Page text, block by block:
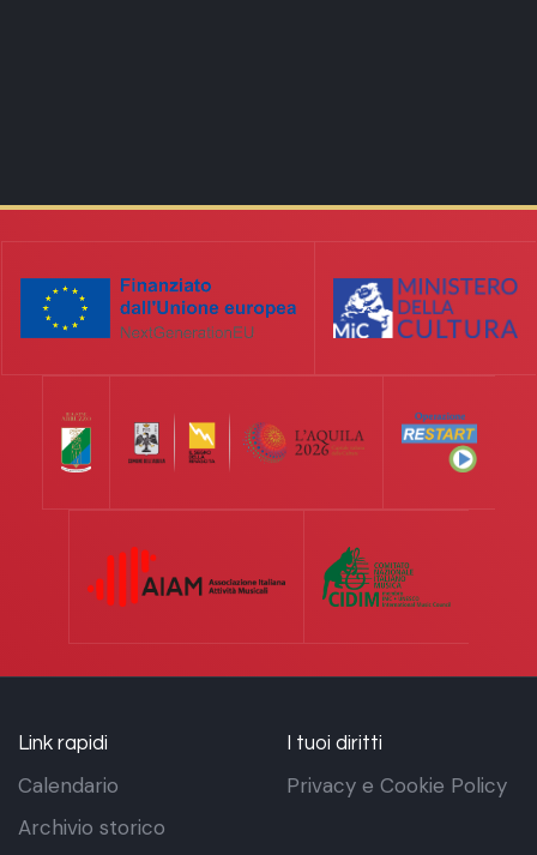
Link rapidi
Calendario
Archivio storico
I tuoi diritti
Privacy e Cookie Policy